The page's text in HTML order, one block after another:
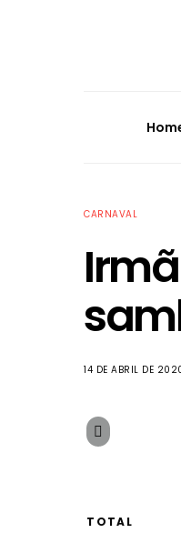
CARNAVAL
14 DE ABRIL DE
TOTAL